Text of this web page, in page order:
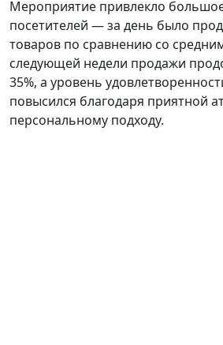
Мероприятие привлекло
посетителей — за день было
товаров по сравнению со
следующей недели продажи
35%, а уровень
повысился благодаря приятной
персональному подходу.